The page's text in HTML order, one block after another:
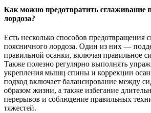
Как можно предотвратить сглаживание
лордоза?
Есть несколько способов предотвращения
поясничного лордоза. Один из них —
правильной осанки, включая правильное
Также полезно регулярно выполнять
укрепления мышц спины и коррекции
подход включает балансирование между
образом жизни, а также избегание
перерывов и соблюдение правильных
тяжестей.